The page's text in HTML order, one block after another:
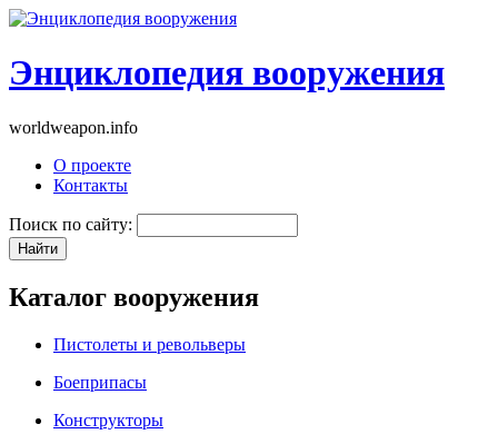
Энциклопедия вооружения
worldweapon.info
О проекте
Контакты
Поиск по сайту:
Каталог вооружения
Пистолеты и револьверы
Боеприпасы
Конструкторы